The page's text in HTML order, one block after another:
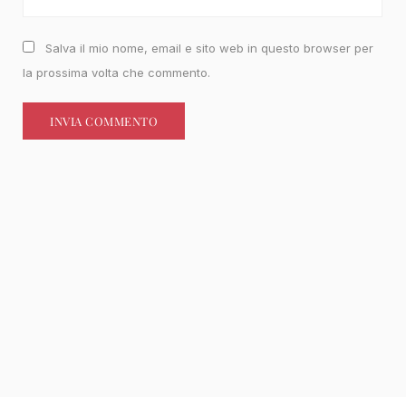
Salva il mio nome, email e sito web in questo browser per
la prossima volta che commento.